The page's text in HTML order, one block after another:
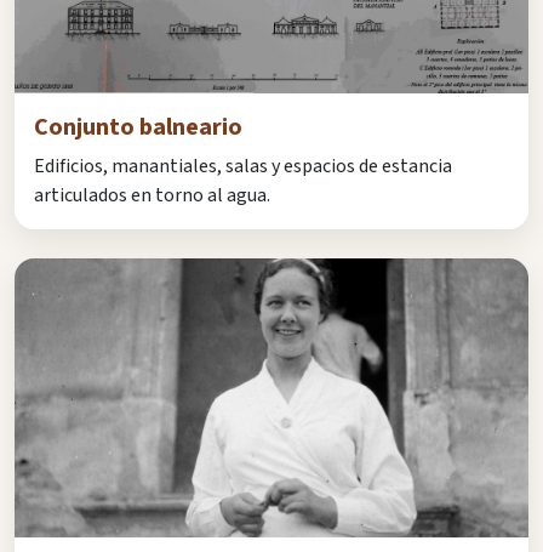
Conjunto balneario
Edificios, manantiales, salas y espacios de estancia
articulados en torno al agua.